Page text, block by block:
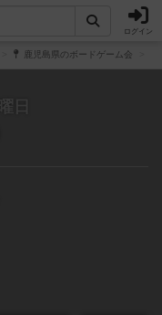
ログイン
鹿児島県のボードゲーム会
曜日